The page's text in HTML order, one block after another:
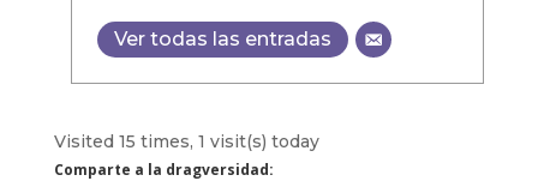
Ver todas las entradas
Visited 15 times, 1 visit(s) today
Comparte a la dragversidad: